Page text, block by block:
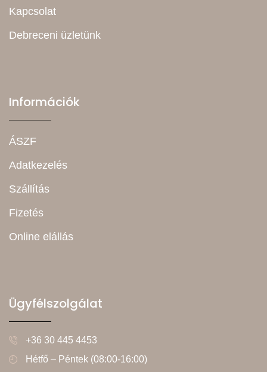
Kapcsolat
Debreceni üzletünk
Információk
ÁSZF
Adatkezelés
Szállítás
Fizetés
Online elállás
Ügyfélszolgálat
+36 30 445 4453
Hétfő – Péntek (08:00-16:00)